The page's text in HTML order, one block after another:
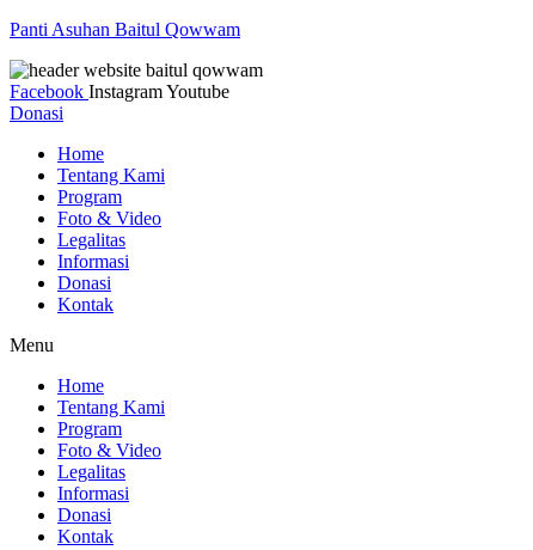
Panti Asuhan Baitul Qowwam
Facebook InstagramYoutube
Donasi
Home
Tentang Kami
Program
Foto & Video
Legalitas
Informasi
Donasi
Kontak
Menu
Home
Tentang Kami
Program
Foto & Video
Legalitas
Informasi
Donasi
Kontak